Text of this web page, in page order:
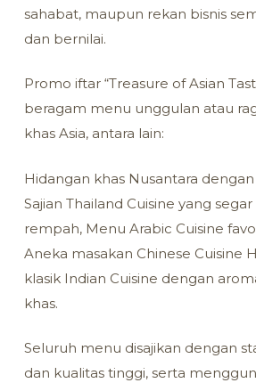
sahabat, maupun rekan bisnis
dan bernilai.
Promo iftar “Treasure of Asian
beragam menu unggulan atau
khas Asia, antara lain:
Hidangan khas Nusantara
Sajian Thailand Cuisine yang
rempah, Menu Arabic Cuisine
Aneka masakan Chinese Cuisine
klasik Indian Cuisine dengan
khas.
Seluruh menu disajikan dengan
dan kualitas tinggi, serta